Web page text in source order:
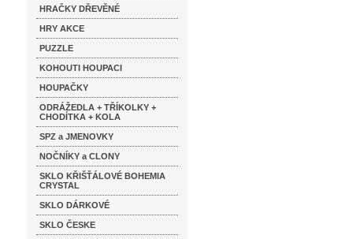
HRAČKY DŘEVĚNÉ
HRY AKCE
PUZZLE
KOHOUTI HOUPACI
HOUPAČKY
ODRÁŽEDLA + TŘÍKOLKY +
CHODÍTKA + KOLA
SPZ a JMENOVKY
NOČNÍKY a CLONY
SKLO KŘIŠŤÁLOVÉ BOHEMIA
CRYSTAL
SKLO DÁRKOVÉ
SKLO ČESKE